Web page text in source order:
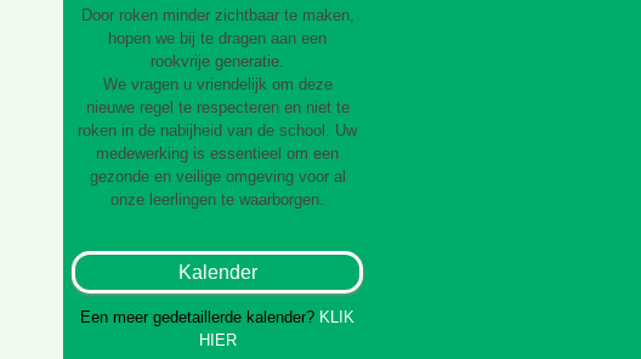
Door roken minder zichtbaar te maken,
hopen we bij te dragen aan een
rookvrije generatie.
We vragen u vriendelijk om deze
nieuwe regel te respecteren en niet te
roken in de nabijheid van de school. Uw
medewerking is essentieel om een
gezonde en veilige omgeving voor al
onze leerlingen te waarborgen.
Kalender
Een meer gedetaillerde kalender? KLIK
HIER